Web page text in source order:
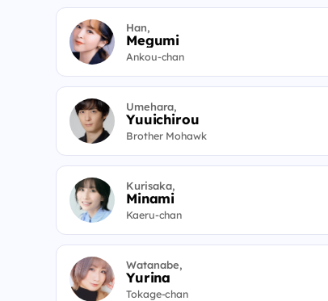
Han,
Megumi
Ankou-chan
Umehara,
Yuuichirou
Brother Mohawk
Kurisaka,
Minami
Kaeru-chan
Watanabe,
Yurina
Tokage-chan